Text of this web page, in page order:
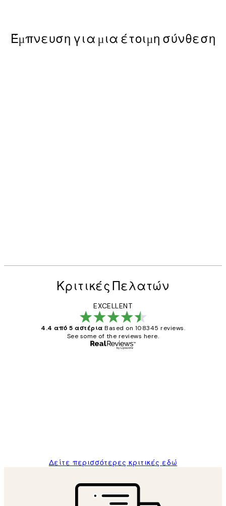
Έμπνευση για μια έτοιμη σύνθεση
Κριτικές Πελατών
EXCELLENT
4.4 από 5 αστέρια Based on 108345 reviews.
See some of the reviews here.
Δείτε περισσότερες κριτικές εδώ